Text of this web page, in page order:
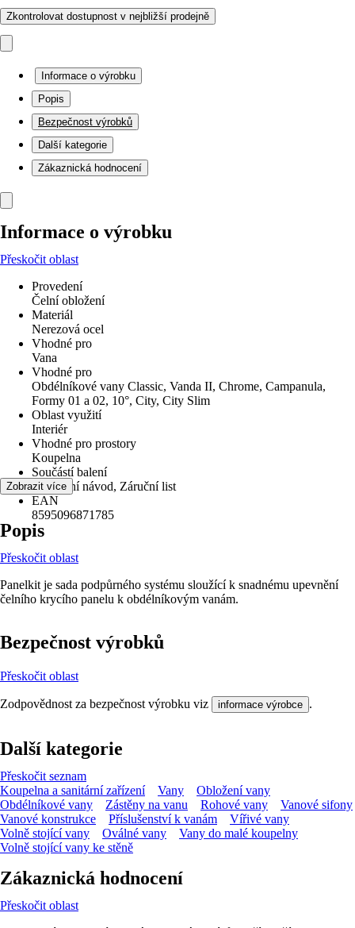
Zkontrolovat dostupnost v nejbližší prodejně
Informace o výrobku
Popis
Bezpečnost výrobků
Další kategorie
Zákaznická hodnocení
Informace o výrobku
Přeskočit oblast
Provedení
Čelní obložení
Materiál
Nerezová ocel
Vhodné pro
Vana
Vhodné pro
Obdélníkové vany Classic, Vanda II, Chrome, Campanula,
Formy 01 a 02, 10°, City, City Slim
Oblast využití
Interiér
Vhodné pro prostory
Koupelna
Součástí balení
Montážní návod, Záruční list
EAN
8595096871785
Zobrazit více
Popis
Přeskočit oblast
Panelkit je sada podpůrného systému sloužící k snadnému upevnění
čelního krycího panelu k obdélníkovým vanám.
Bezpečnost výrobků
Přeskočit oblast
Zodpovědnost za bezpečnost výrobku viz informace výrobce .
Další kategorie
Přeskočit seznam
Koupelna a sanitární zařízení
Vany
Obložení vany
Obdélníkové vany
Zástěny na vanu Rohové vany
Vanové sifony
Vanové konstrukce
Příslušenství k vanám
Vířivé vany
Volně stojící vany
Oválné vany
Vany do malé koupelny
Volně stojící vany ke stěně
Zákaznická hodnocení
Přeskočit oblast